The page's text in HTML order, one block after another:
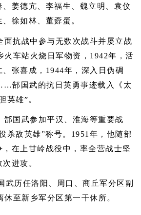
、姜德亢、李福生、魏立明、袁伩
徐如林、董孬蛋。
面抗战中参与无数次战斗并屡立战
火车站火烧日军物资，1942年，活
张喜成，1944年，深入日伪碉
郜国武的抗日英勇事迹载入《太
英雄”。
郜国武参加平汉、淮海等重要战
杀敌英雄”称号。1951年，他随部
，在上甘岭战役中，率全营战士坚
进攻。
武历任洛阳、周口、商丘军分区副
至新乡军分区第一干休所。